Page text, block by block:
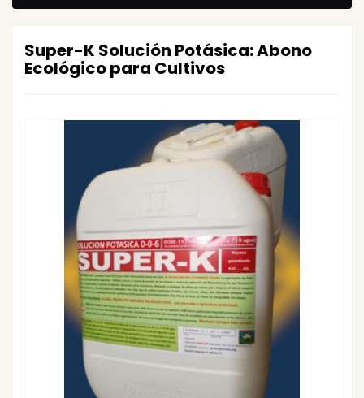
Super-K Solución Potásica: Abono
Ecológico para Cultivos